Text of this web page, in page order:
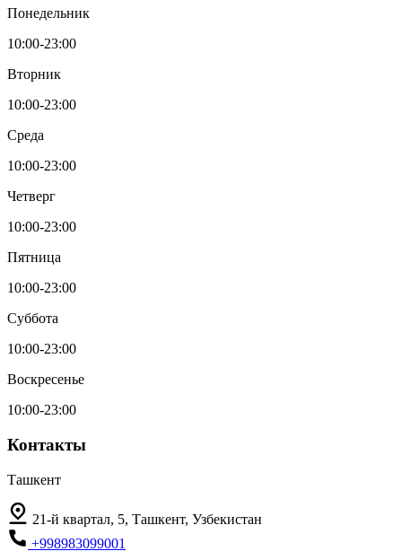
Понедельник
10:00-23:00
Вторник
10:00-23:00
Среда
10:00-23:00
Четверг
10:00-23:00
Пятница
10:00-23:00
Суббота
10:00-23:00
Воскресенье
10:00-23:00
Контакты
Ташкент
21-й квартал, 5, Ташкент, Узбекистан
+998983099001